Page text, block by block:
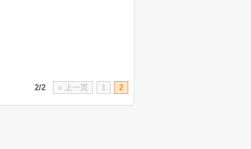
2/2 « 上一页 1 2